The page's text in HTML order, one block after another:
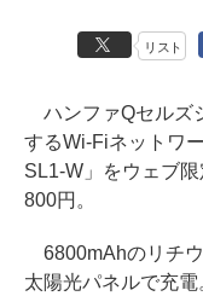
リスト
ハンファQセルズ
するWi-Fiネットワ
SL1-W」をウェブ
800円。
6800mAhのリチ
太陽光パネルで充